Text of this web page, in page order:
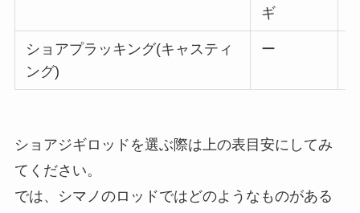
ギ
ショアプラッキング(キャスティ
ング)
ー
ショアジギロッドを選ぶ際は上の表目安にしてみ
てください。
では、シマノのロッドではどのようなものがある